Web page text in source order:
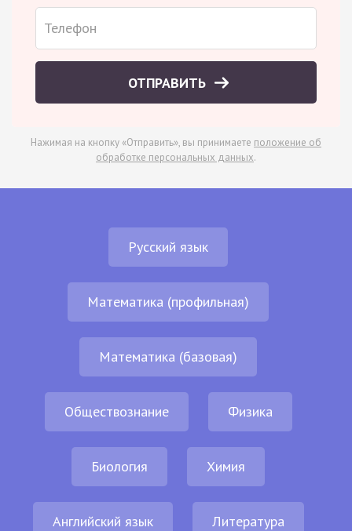
ОТПРАВИТЬ
Нажимая на кнопку «Отправить», вы принимаете положение об
обработке персональных данных.
Русский язык
Математика (профильная)
Математика (базовая)
Обществознание Физика
Биология Химия
Английский язык Литература